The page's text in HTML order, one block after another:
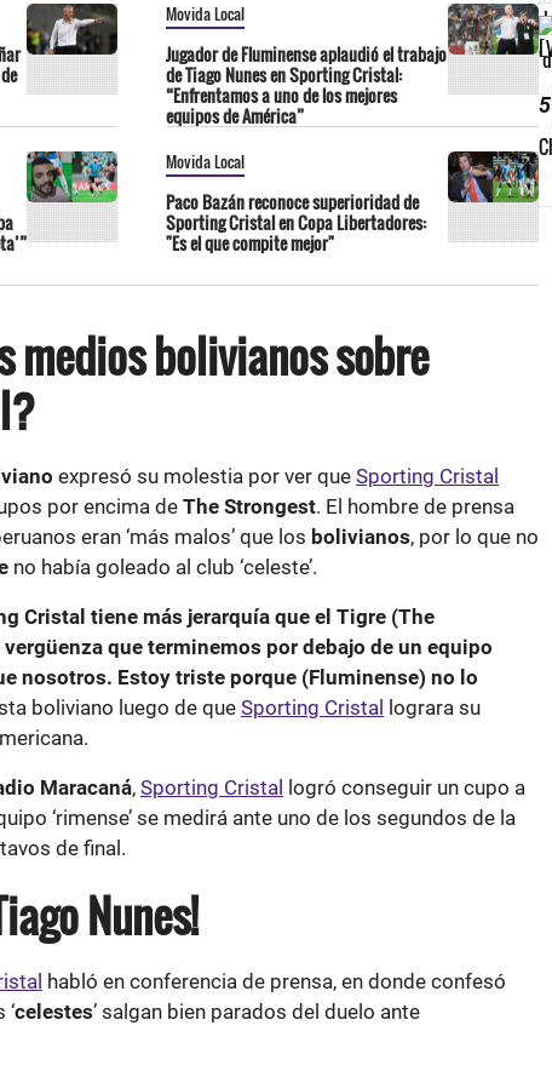
Movida Local
Jugador de Fluminense aplaudió el trabajo
de Tiago Nunes en Sporting Cristal:
“Enfrentamos a uno de los mejores
equipos de América”
Movida Local
Paco Bazán reconoce superioridad de
Sporting Cristal en Copa Libertadores:
"Es el que compite mejor"
medios bolivianos sobre
expresó su molestia por ver que Sporting Cristal
por encima deThe Strongest. El hombre de prensa
eran ‘más malos’ que los bolivianos, por lo que no
no había goleado al club ‘celeste’.
Cristal tiene más jerarquía que el Tigre (The
que terminemos por debajo de un equipo
nosotros. Estoy triste porque (Fluminense) no lo
boliviano luego de que Sporting Cristal lograra su
Maracaná, Sporting Cristal logró conseguir un cupo a
‘rimense’ se medirá ante uno de los segundos de la
de final.
Nunes!
habló en conferencia de prensa, en donde confesó
celestes’ salgan bien parados del duelo ante
5